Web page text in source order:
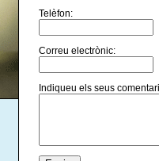
Telèfon:
Correu electrònic:
Indiqueu els seus